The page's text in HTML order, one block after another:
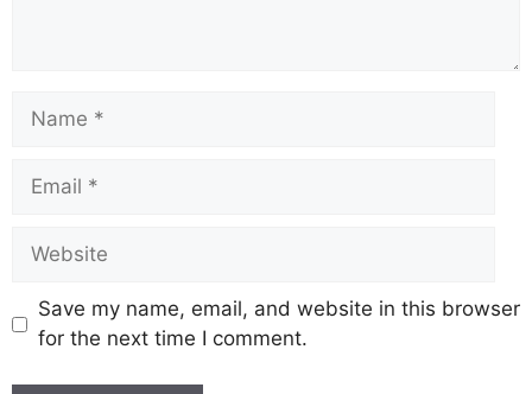
Save my name, email, and website in this browser
for the next time I comment.